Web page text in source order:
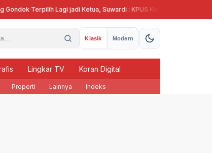
·Terpilih Lagi jadi Ketua, Suwardi : KPUS Kendal Siap Terlibat Suplai
Klasik Modern
Lingkar TV Koran Digital
Properti Lainnya Indeks